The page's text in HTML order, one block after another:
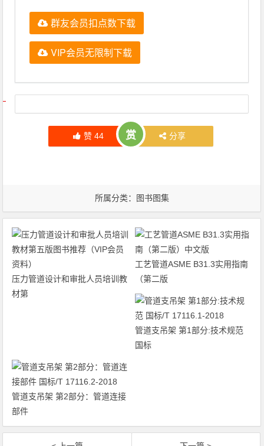
群友会员扣点数下载
VIP会员无限制下载
文章导航
赞 44 赏 分享
所属分类： 图书图集
压力管道设计和审批人员培训教
材第
工艺管道ASME B31.3实用指南
（第二版
管道支吊架 第1部分:技术规范
国标
管道支吊架 第2部分：管道连接
部件